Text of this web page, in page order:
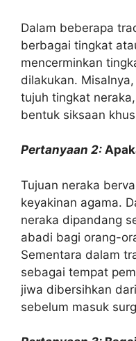
Dalam beberapa
berbagai tingkat
mencerminkan
dilakukan.
tujuh tingkat
bentuk siksaan
Pertanyaan 2:
Tujuan neraka
keyakinan agama.
neraka dipandang
abadi bagi orang-
Sementara dalam
sebagai tempat
jiwa dibersihkan
sebelum masuk